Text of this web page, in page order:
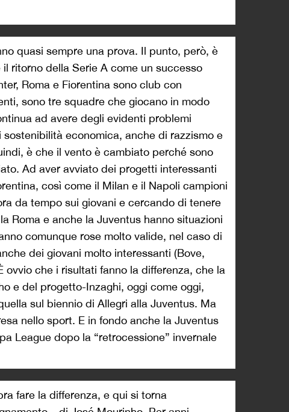
quasi sempre una prova. Il punto, però, è
ritorno della Serie A come un successo
Roma e Fiorentina sono club con
sono tre squadre che giocano in modo
ad avere degli evidenti problemi
economica, anche di razzismo e
è che il vento è cambiato perché sono
Ad aver avviato dei progetti interessanti
così come il Milan e il Napoli campioni
da tempo sui giovani e cercando di tenere
Roma e anche la Juventus hanno situazioni
comunque rose molto valide, nel caso di
dei giovani molto interessanti (Bove,
ovvio che i risultati fanno la differenza, che la
e del progetto-Inzaghi, oggi come oggi,
sul biennio di Allegri alla Juventus. Ma
nello sport. E in fondo anche la Juventus
League dopo la “retrocessione” invernale
fare la differenza, e qui si torna